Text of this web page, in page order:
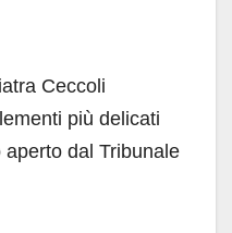
Ceccoli
più delicati
aperto dal Tribunale